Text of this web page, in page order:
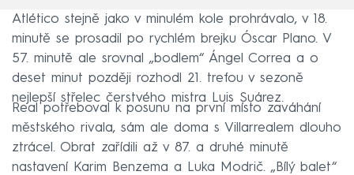
Atlético stejně jako v minulém kole prohrávalo, v 18.
minutě se prosadil po rychlém brejku Óscar Plano. V
57. minutě ale srovnal „bodlem“ Ángel Correa a o
deset minut později rozhodl 21. trefou v sezoně
nejlepší střelec čerstvého mistra Luis Suárez.
Real potřeboval k posunu na první místo zaváhání
městského rivala, sám ale doma s Villarrealem dlouho
ztrácel. Obrat zařídili až v 87. a druhé minutě
nastavení Karim Benzema a Luka Modrič. „Bílý balet“